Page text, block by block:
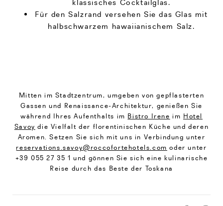
klassisches Cocktailglas.
Für den Salzrand versehen Sie das Glas mit
halbschwarzem hawaiianischem Salz.
Mitten im Stadtzentrum, umgeben von gepflasterten
Gassen und Renaissance-Architektur, genießen Sie
während Ihres Aufenthalts im Bistro Irene im Hotel
Savoy die Vielfalt der florentinischen Küche und deren
Aromen. Setzen Sie sich mit uns in Verbindung unter
reservations.savoy@roccofortehotels.com oder unter
+39 055 27 35 1 und gönnen Sie sich eine kulinarische
Reise durch das Beste der Toskana